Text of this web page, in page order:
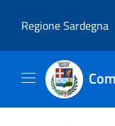
Regione Sardegna